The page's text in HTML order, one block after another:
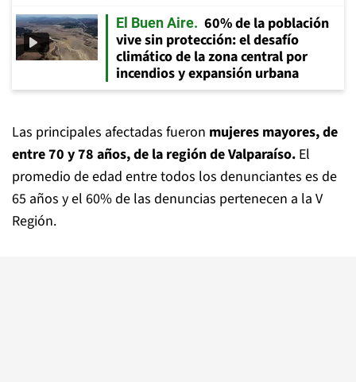
El Buen Aire
60% de la población
vive sin protección: el desafío
climático de la zona central por
incendios y expansión urbana
Las principales afectadas fueron mujeres mayores, de
entre 70 y 78 años, de la región de Valparaíso. El
promedio de edad entre todos los denunciantes es de
65 años y el 60% de las denuncias pertenecen a la V
Región.